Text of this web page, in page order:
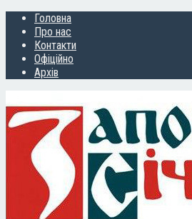
Головна
Про нас
Контакти
Офіційно
Архів